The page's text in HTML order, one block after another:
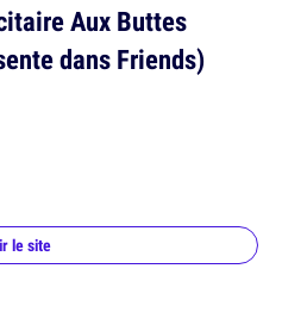
Aux Buttes
dans Friends)
le site